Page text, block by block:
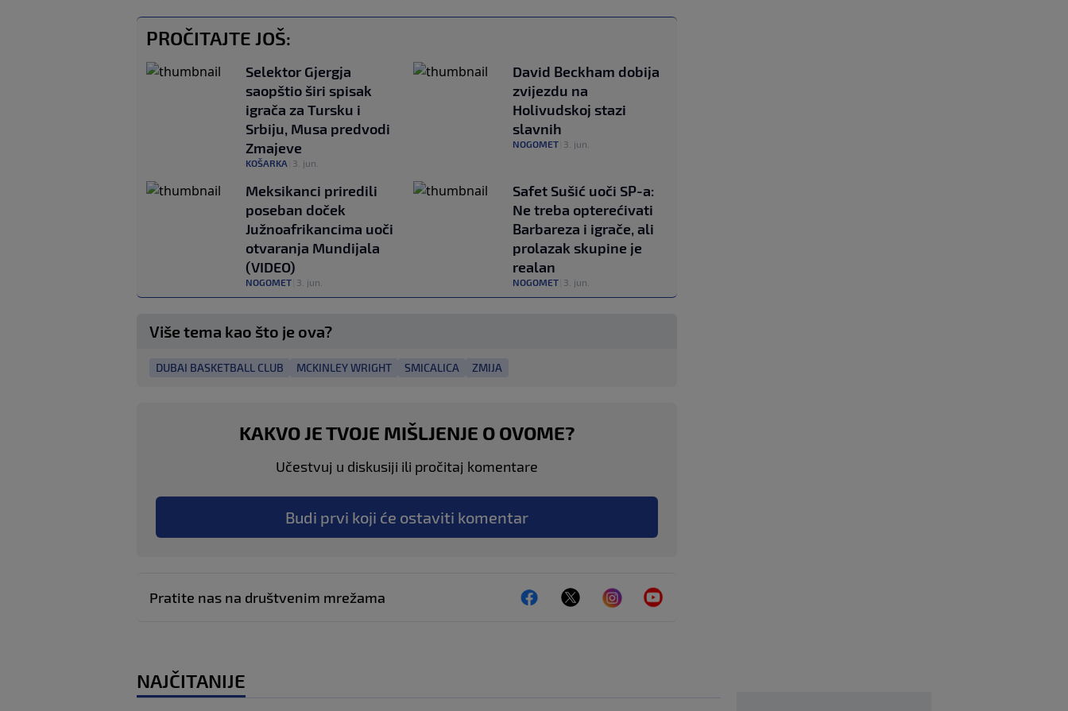
PROČITAJTE JOŠ:
Selektor Gjergja
saopštio širi spisak
igrača za Tursku i
Srbiju, Musa predvodi
Zmajeve
KOŠARKA 3. jun.
David Beckham dobija
zvijezdu na
Holivudskoj stazi
slavnih
NOGOMET 3. jun.
Meksikanci priredili
poseban doček
Južnoafrikancima uoči
otvaranja Mundijala
(VIDEO)
NOGOMET 3. jun.
Safet Sušić uoči SP-a:
Ne treba opterećivati
Barbareza i igrače, ali
prolazak skupine je
realan
NOGOMET 3. jun.
Više tema kao što je ova?
DUBAI BASKETBALL CLUB MCKINLEY WRIGHT SMICALICA ZMIJA
KAKVO JE TVOJE MIŠLJENJE O OVOME?
Učestvuj u diskusiji ili pročitaj komentare
Budi prvi koji će ostaviti komentar
Pratite nas na društvenim mrežama
NAJČITANIJE